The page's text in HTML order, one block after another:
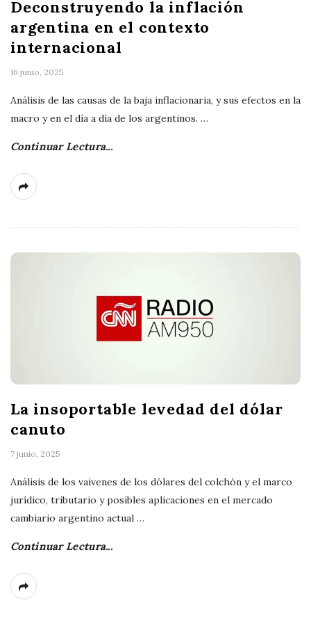
Deconstruyendo la inflación
argentina en el contexto
internacional
16 junio, 2025
Análisis de las causas de la baja inflacionaria, y sus efectos en la
macro y en el día a día de los argentinos. …
Continuar Lectura...
La insoportable levedad del dólar
canuto
7 junio, 2025
Análisis de los vaivenes de los dólares del colchón y el marco
jurídico, tributario y posibles aplicaciones en el mercado
cambiario argentino actual …
Continuar Lectura...